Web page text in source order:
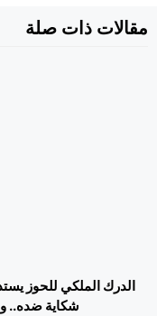
مقالات ذات صلة
الدرك الملكي للحوز
شكاية ضده..